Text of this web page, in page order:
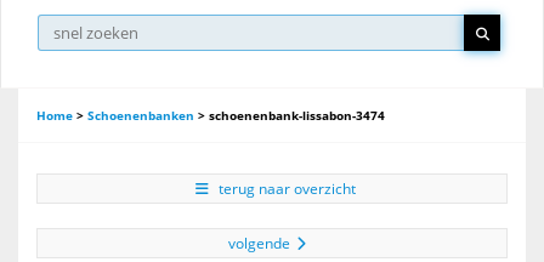
▼
Home > Schoenenbanken > schoenenbank-lissabon-3474
terug naar overzicht
volgende